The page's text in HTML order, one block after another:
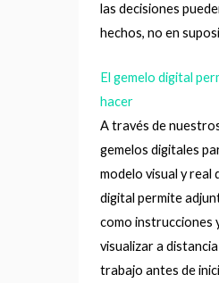
las decisiones
hechos, no en
El gemelo digital
hacer
A través de
gemelos digitales
modelo visual y real
digital permite
como instrucciones
visualizar a
trabajo antes de